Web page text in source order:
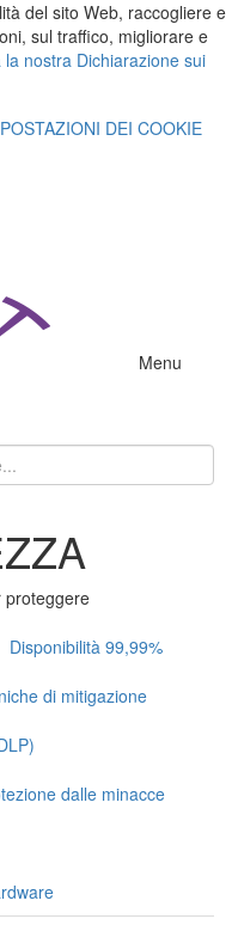
del sito Web, raccogliere e
sul traffico, migliorare e
la nostra Dichiarazione sui
DEI COOKIE
Menu
proteggere
Disponibilità 99,99%
di mitigazione
dalle minacce